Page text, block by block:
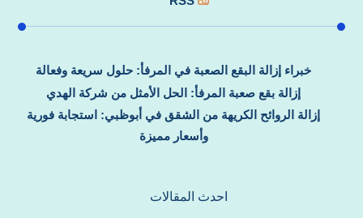
خبراء إزالة البقع الصعبة في المرفأ: حلول سريعة وفعالة
إزالة بقع صعبة المرفأ: الحل الأمثل من شركة الهدي
إزالة الروائح الكريهة من الشقق في أبوظبي: استجابة فورية
وأسعار مميزة
احدث المقالات